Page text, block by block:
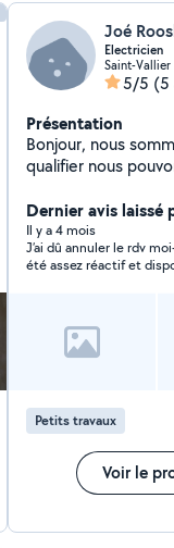
Electricien
5/5 (5
Présentation
Bonjour, nous
qualifier nous
Dernier avis laissé
Il y a 4 mois
J’ai dû annuler le rdv
été assez réactif et
Petits travaux
Voir le